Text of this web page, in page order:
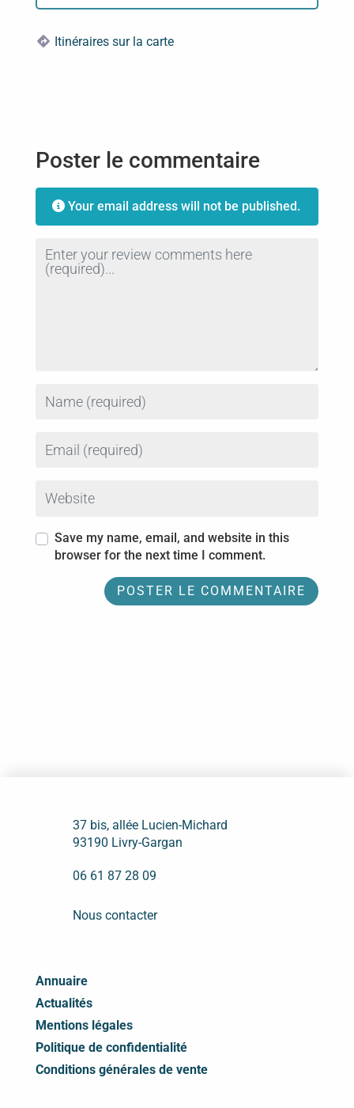
Itinéraires sur la carte
Poster le commentaire
Your email address will not be published.
Review text
Save my name, email, and website in this
browser for the next time I comment.
37 bis, allée Lucien-Michard
93190 Livry-Gargan
06 61 87 28 09
Nous contacter
Annuaire
Actualités
Mentions légales
Politique de confidentialité
Conditions générales de vente